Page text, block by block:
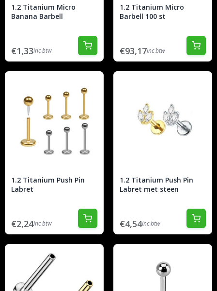
1.2 Titanium Micro
Banana Barbell
€1,33inc btw
1.2 Titanium Micro
Barbell 100 st
€93,17inc btw
1.2 Titanium Push Pin
Labret
€2,24inc btw
1.2 Titanium Push Pin
Labret met steen
€4,54inc btw